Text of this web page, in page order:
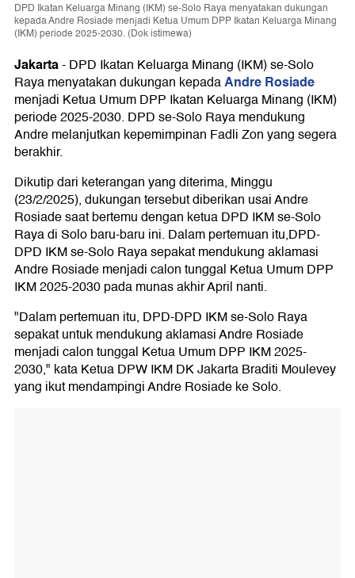
DPD Ikatan Keluarga Minang (IKM) se-Solo Raya menyatakan dukungan
kepada Andre Rosiade menjadi Ketua Umum DPP Ikatan Keluarga Minang
(IKM) periode 2025-2030. (Dok istimewa)
Jakarta-DPD Ikatan Keluarga Minang (IKM) se-Solo
Raya menyatakan dukungan kepadaAndre Rosiade
menjadi Ketua Umum DPP Ikatan Keluarga Minang (IKM)
periode 2025-2030. DPD se-Solo Raya mendukung
Andre melanjutkan kepemimpinan Fadli Zon yang segera
berakhir.
Dikutip dari keterangan yang diterima, Minggu
(23/2/2025), dukungan tersebut diberikan usai Andre
Rosiade saat bertemu dengan ketua DPD IKM se-Solo
Raya di Solo baru-baru ini. Dalam pertemuan itu,DPD-
DPD IKM se-Solo Raya sepakat mendukung aklamasi
Andre Rosiade menjadi calon tunggal Ketua Umum DPP
IKM 2025-2030 pada munas akhir April nanti.
"Dalam pertemuan itu, DPD-DPD IKM se-Solo Raya
sepakat untuk mendukung aklamasi Andre Rosiade
menjadi calon tunggal Ketua Umum DPP IKM 2025-
2030," kata Ketua DPW IKM DK Jakarta Braditi Moulevey
yang ikut mendampingi Andre Rosiade ke Solo.